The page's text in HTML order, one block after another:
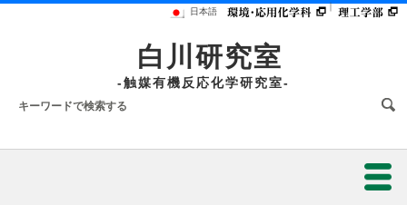
日本語
｜
白川研究室
-触媒有機反応化学研究室-